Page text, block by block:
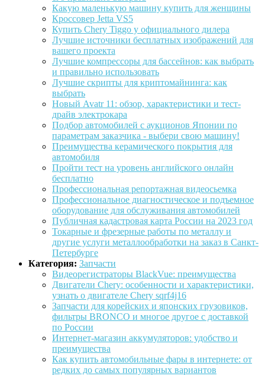
Какую маленькую машину купить для женщины
Кроссовер Jetta VS5
Купить Chery Tiggo у официального дилера
Лучшие источники бесплатных изображений для
вашего проекта
Лучшие компрессоры для бассейнов: как выбрать
и правильно использовать
Лучшие скрипты для криптомайнинга: как
выбрать
Новый Avatr 11: обзор, характеристики и тест-
драйв электрокара
Подбор автомобилей с аукционов Японии по
параметрам заказчика - выбери свою машину!
Преимущества керамического покрытия для
автомобиля
Пройти тест на уровень английского онлайн
бесплатно
Профессиональная репортажная видеосьемка
Профессиональное диагностическое и подъемное
оборудование для обслуживания автомобилей
Публичная кадастровая карта России на 2023 год
Токарные и фрезерные работы по металлу и
другие услуги металлообработки на заказ в Санкт-
Петербурге
Категория: Запчасти
Видеорегистраторы BlackVue: преимущества
Двигатели Chery: особенности и характеристики,
узнать о двигателе Chery sqrf4j16
Запчасти для корейских и японских грузовиков,
фильтры BRONCO и многое другое с доставкой
по России
Интернет-магазин аккумуляторов: удобство и
преимущества
Как купить автомобильные фары в интернете: от
редких до самых популярных вариантов